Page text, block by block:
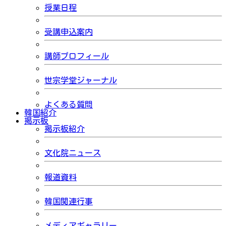
授業日程
受講申込案内
講師プロフィール
世宗学堂ジャーナル
よくある質問
韓国紹介
掲示板
掲示板紹介
文化院ニュース
報道資料
韓国関連行事